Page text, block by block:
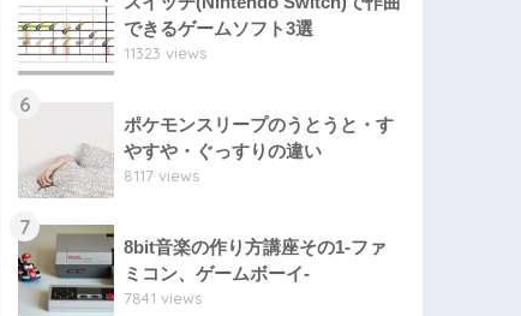
できるゲームソフト3選
11323 views
6
ポケモンスリープのうとうと・す
やすや・ぐっすりの違い
8117 views
7
8bit音楽の作り方講座その1-ファ
ミコン、ゲームボーイ-
7841 views